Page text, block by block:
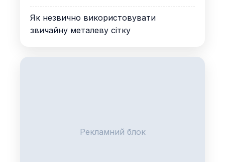
Як незвично використовувати
звичайну металеву сітку
Рекламний блок